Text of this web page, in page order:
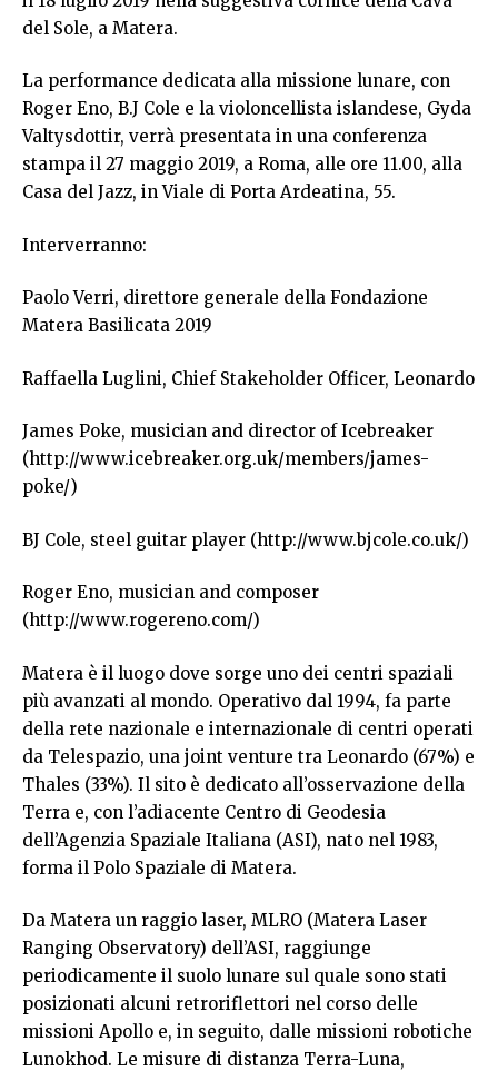
del Sole, a Matera.
La performance dedicata alla missione lunare, con
Roger Eno, B.J Cole e la violoncellista islandese, Gyda
Valtysdottir, verrà presentata in una conferenza
stampa il 27 maggio 2019, a Roma, alle ore 11.00, alla
Casa del Jazz, in Viale di Porta Ardeatina, 55.
Interverranno:
Paolo Verri, direttore generale della Fondazione
Matera Basilicata 2019
Raffaella Luglini, Chief Stakeholder Officer, Leonardo
James Poke, musician and director of Icebreaker
(http://www.icebreaker.org.uk/members/james-
poke/)
BJ Cole, steel guitar player (http://www.bjcole.co.uk/)
Roger Eno, musician and composer
(http://www.rogereno.com/)
Matera è il luogo dove sorge uno dei centri spaziali
più avanzati al mondo. Operativo dal 1994, fa parte
della rete nazionale e internazionale di centri operati
da Telespazio, una joint venture tra Leonardo (67%) e
Thales (33%). Il sito è dedicato all’osservazione della
Terra e, con l’adiacente Centro di Geodesia
dell’Agenzia Spaziale Italiana (ASI), nato nel 1983,
forma il Polo Spaziale di Matera.
Da Matera un raggio laser, MLRO (Matera Laser
Ranging Observatory) dell’ASI, raggiunge
periodicamente il suolo lunare sul quale sono stati
posizionati alcuni retroriflettori nel corso delle
missioni Apollo e, in seguito, dalle missioni robotiche
Lunokhod. Le misure di distanza Terra-Luna,